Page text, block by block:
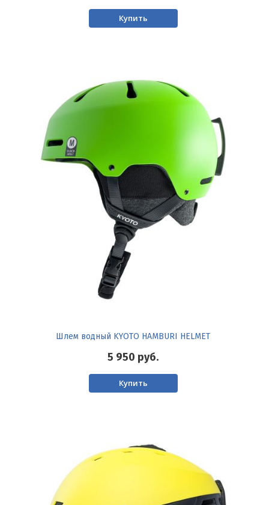
Купить
Шлем водный KYOTO HAMBURI HELMET
5 950 руб.
Купить